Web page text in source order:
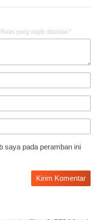
Ruas yang wajib ditandai *
saya pada peramban ini